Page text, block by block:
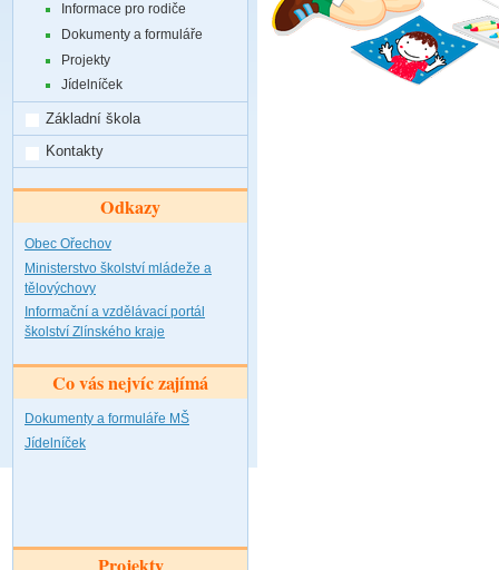
Informace pro rodiče
Dokumenty a formuláře
Projekty
Jídelníček
Základní škola
Kontakty
Odkazy
Obec Ořechov
Ministerstvo školství mládeže a
tělovýchovy
Informační a vzdělávací portál
školství Zlínského kraje
Co vás nejvíc zajímá
Dokumenty a formuláře MŠ
Jídelníček